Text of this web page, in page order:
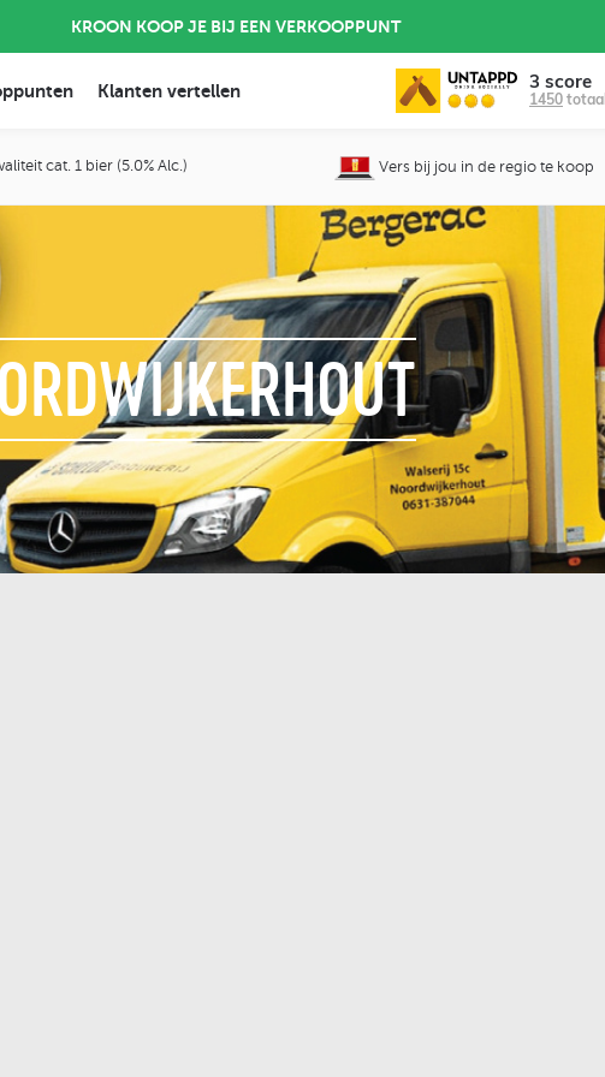
KROON KOOP JE BIJ EEN VERKOOPPUNT
Klanten vertellen 3 score
1450 totaal
cat. 1 bier (5.0% Alc.) Vers bij jou in de regio te koop